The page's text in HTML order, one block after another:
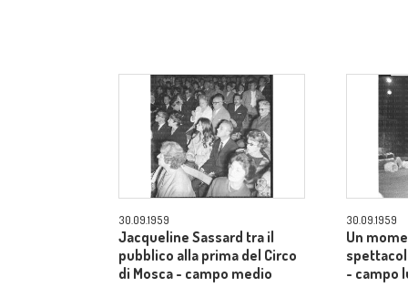
30.09.1959
Jacqueline Sassard tra il
pubblico alla prima del Circo
di Mosca - campo medio
30.09.1959
Un
- campo